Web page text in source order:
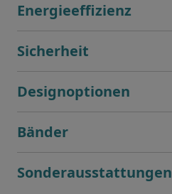
Energieeffizienz
Sicherheit
Designoptionen
Bänder
Sonderausstattungen